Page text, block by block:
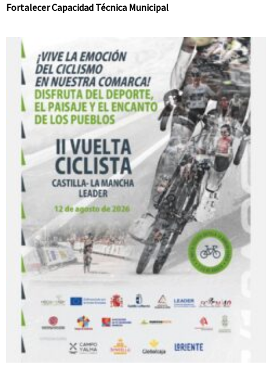
Fortalecer Capacidad Técnica Municipal